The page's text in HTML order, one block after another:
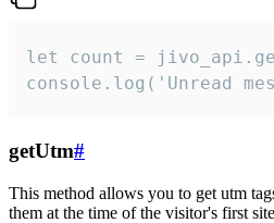
let count =
console.log('Unread
getUtm#
This method allows you to get utm
them at the time of the visitor's first